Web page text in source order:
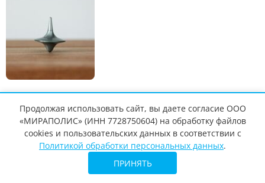
Employee Experience Management: что такое опыт
сотрудника и как им управлять
Продолжая использовать сайт, вы даете согласие ООО
«МИРАПОЛИС» (ИНН 7728750604) на обработку файлов
cookies и пользовательских данных в соответствии с
Политикой обработки персональных данных.
ПРИНЯТЬ